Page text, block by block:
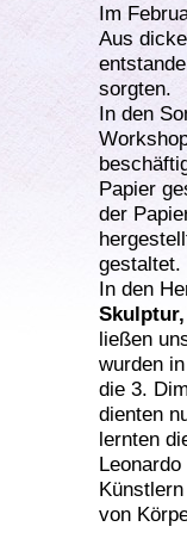
Im
Aus
sorgten.
In den
Papier
der
gestaltet.
In den
ließen
wurden
die 3.
dienten
lernten
von